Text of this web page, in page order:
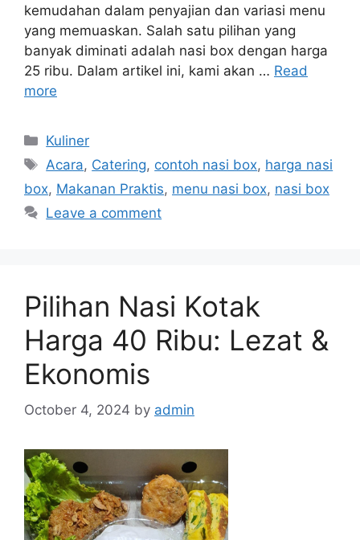
kemudahan dalam penyajian dan variasi menu
yang memuaskan. Salah satu pilihan yang
banyak diminati adalah nasi box dengan harga
25 ribu. Dalam artikel ini, kami akan … Read
more
Categories
Kuliner
Tags
Acara, Catering, contoh nasi box, harga nasi
box, Makanan Praktis, menu nasi box, nasi box
Leave a comment
Pilihan Nasi Kotak
Harga 40 Ribu: Lezat &
Ekonomis
October 4, 2024 by admin